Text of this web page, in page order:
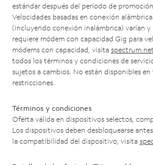
estándar después del período de
Velocidades basadas en conexión
(incluyendo conexión inalámbrica) varían y
requiere módem con capacidad Gig para
módems con capacidad, visita
todos los términos y condiciones de
sujetos a cambios. No están disponibles en
restricciones.
Términos y condiciones
Oferta válida en dispositivos selectos,
Los dispositivos deben desbloquearse
la compatibilidad del dispositivo, visita